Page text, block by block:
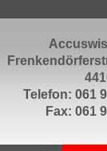
Telefon: 061
Fax: 061